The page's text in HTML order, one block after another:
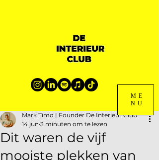
ME
NU
Dit waren de vijf
mooiste plekken van
Mark Timo | Founder De Interieur Club
14 jun 3 minuten om te lezen